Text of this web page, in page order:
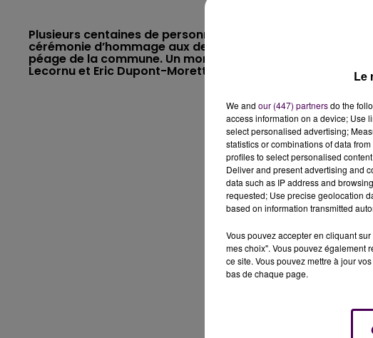
Plusieurs centaines de personnes se sont réunies, ce jeudi
cérémonie d’hommage aux deux agents pénitentiaires
péage de la commune. Un moment de recueillement
Lecornu et Eric Dupont-Moretti, ministres de l’Intérieur, Le
We and our (447) partnersdo the
access information on a device; Use
select personalised advertising;
statistics or combinations of data
profiles to select personalised
Deliver and present advertising and
data such as IP address and
requested; Use precise geolocation
based on information transmitted
Vous pouvez accepter en cliquant
mes choix". Vous pouvez également
ce site. Vous pouvez mettre à jour
bas de chaque page.